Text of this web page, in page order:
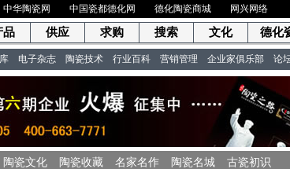
中华陶瓷网 中国瓷都德化网 德化陶瓷商城 网兴网络
品 供应 求购 搜索 文化 德化
电子杂志 陶瓷技术 行业百科 营销管理 企业家俱乐部 论
陶瓷文化 陶瓷收藏 名家名作 陶瓷名城 古瓷初识